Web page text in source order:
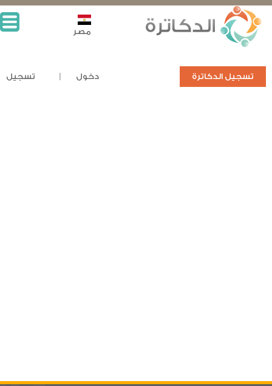
تسجيل الدكاترة دخول تسجيل
مصر